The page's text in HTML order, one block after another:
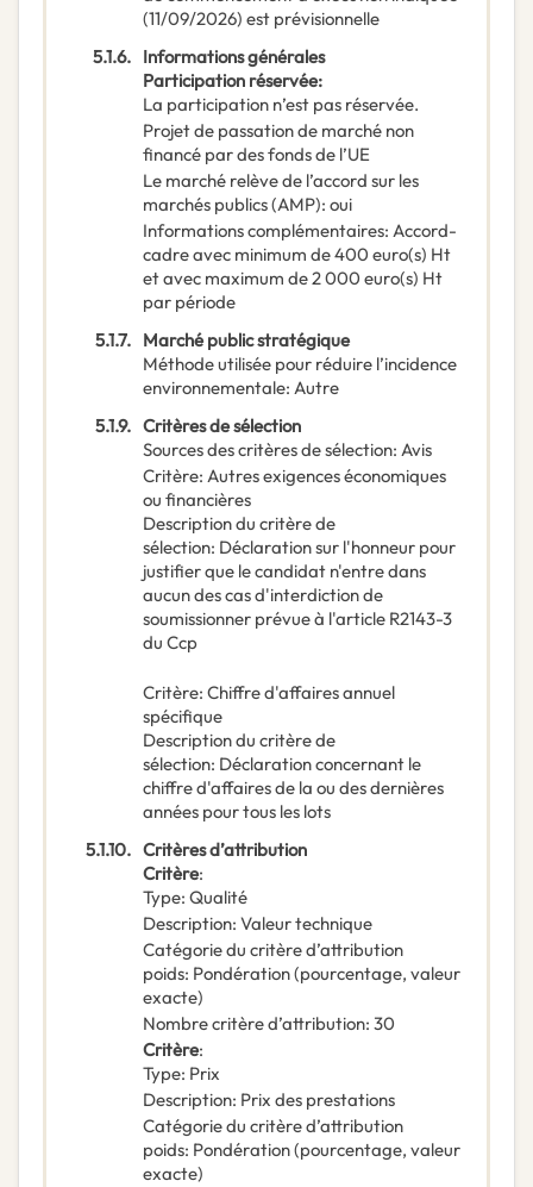
(11/09/2026) est prévisionnelle
5.1.6. Informations générales
Participation réservée:
La participation n’est pas réservée.
Projet de passation de marché non
financé par des fonds de l’UE
Le marché relève de l’accord sur les
marchés publics (AMP): oui
Informations complémentaires: Accord-
cadre avec minimum de 400 euro(s) Ht
et avec maximum de 2 000 euro(s) Ht
par période
5.1.7. Marché public stratégique
Méthode utilisée pour réduire l’incidence
environnementale: Autre
5.1.9. Critères de sélection
Sources des critères de sélection: Avis
Critère: Autres exigences économiques
ou financières
Description du critère de
sélection: Déclaration sur l'honneur pour
justifier que le candidat n'entre dans
aucun des cas d'interdiction de
soumissionner prévue à l'article R2143-3
du Ccp
Critère: Chiffre d'affaires annuel
spécifique
Description du critère de
sélection: Déclaration concernant le
chiffre d'affaires de la ou des dernières
années pour tous les lots
5.1.10. Critères d’attribution
Critère:
Type: Qualité
Description: Valeur technique
Catégorie du critère d’attribution
poids: Pondération (pourcentage, valeur
exacte)
Nombre critère d’attribution: 30
Critère:
Type: Prix
Description: Prix des prestations
Catégorie du critère d’attribution
poids: Pondération (pourcentage, valeur
exacte)